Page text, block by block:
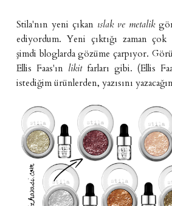
Stila'nın yeni çıkan ıslak ve metalik
ediyordum. Yeni çıktığı zaman çok
şimdi bloglarda gözüme çarpıyor.
Ellis Faas'ın likit farları gibi. (Ellis
istediğim ürünlerden, yazısını